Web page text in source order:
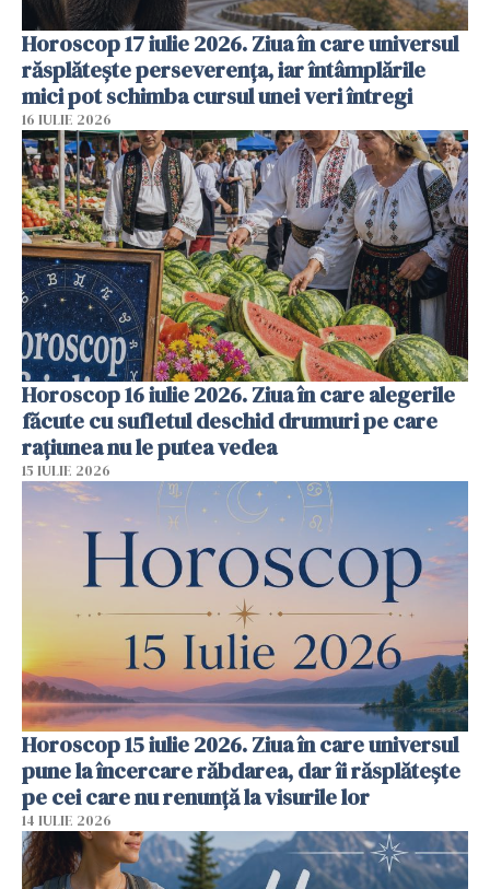
Horoscop 17 iulie 2026. Ziua în care universul
răsplătește perseverența, iar întâmplările
mici pot schimba cursul unei veri întregi
16 IULIE 2026
Horoscop 16 iulie 2026. Ziua în care alegerile
făcute cu sufletul deschid drumuri pe care
rațiunea nu le putea vedea
15 IULIE 2026
Horoscop 15 iulie 2026. Ziua în care universul
pune la încercare răbdarea, dar îi răsplătește
pe cei care nu renunță la visurile lor
14 IULIE 2026